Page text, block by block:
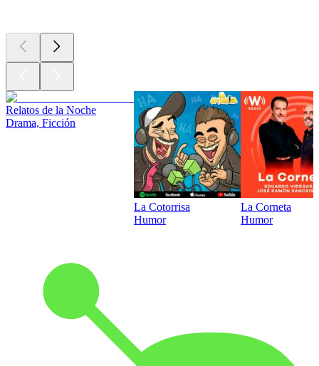
Relatos de la Noche
Drama, Ficción
La Cotorrisa
Humor
La Corneta
Humor